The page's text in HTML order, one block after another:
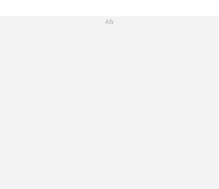
Adv